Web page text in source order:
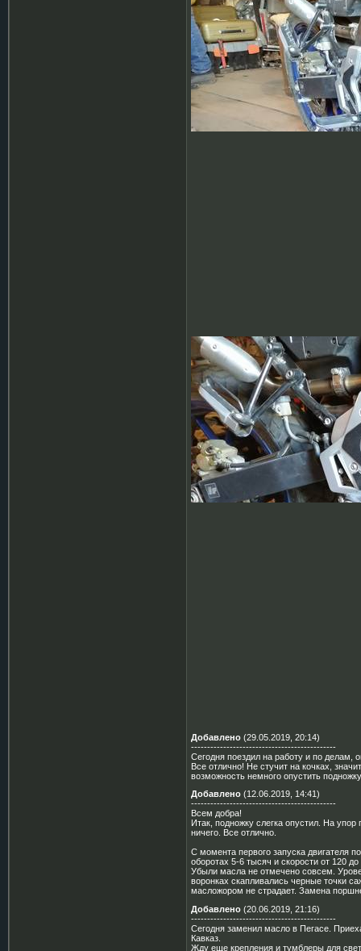
Добавлено (29.05.2019, 20:14)
---------------------------------------------
Сегодня поездил на работу и по делам,
Все отлично! Не стучит на кочках,
возможность немного опустить
Добавлено (12.06.2019, 14:41)
---------------------------------------------
Всем добра!
Итак, подножку слегка опустил. На
ничего. Все отлично.
С момента первого запуска двигателя
оборотах 5-6 тысяч и скорости от 120
Убыли масла не отмечено совсем.
воронках скапливались черные точки
масложором не страдает. Замена
Добавлено (20.06.2019, 21:16)
---------------------------------------------
Сегодня заменил масло в Пегасе.
Кавказ.
Жду еще крепления и тумблеры для